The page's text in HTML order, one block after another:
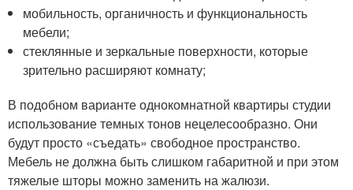
мобильность, органичность и функциональность
мебели;
стеклянные и зеркальные поверхности, которые
зрительно расширяют комнату;
В подобном варианте однокомнатной квартиры студии
использование темных тонов нецелесообразно. Они
будут просто «съедать» свободное пространство.
Мебель не должна быть слишком габаритной и при этом
тяжелые шторы можно заменить на жалюзи.